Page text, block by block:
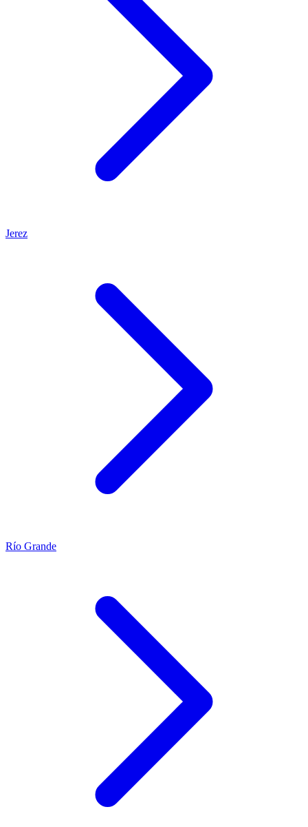
Jerez
Río Grande